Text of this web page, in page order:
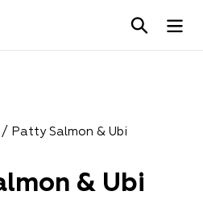
Cari
/ Patty Salmon & Ubi
& Ubi